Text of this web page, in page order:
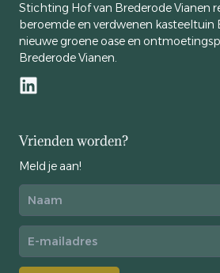
Stichting Hof van Brederode Vianen
beroemde en verdwenen kasteeltuin
nieuwe groene oase en
Brederode Vianen.
Vrienden worden?
Meld je aan!